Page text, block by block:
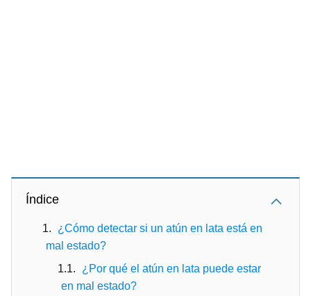
Índice
¿Cómo detectar si un atún en lata está en
mal estado?
¿Por qué el atún en lata puede estar
en mal estado?